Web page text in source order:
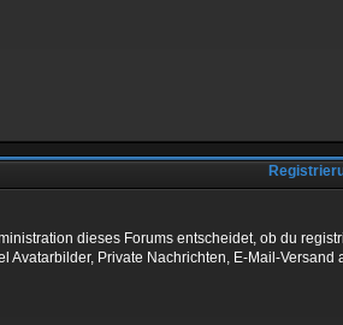
dieses Forums entscheidet, ob du
Avatarbilder, Private Nachrichten, E-Mail-